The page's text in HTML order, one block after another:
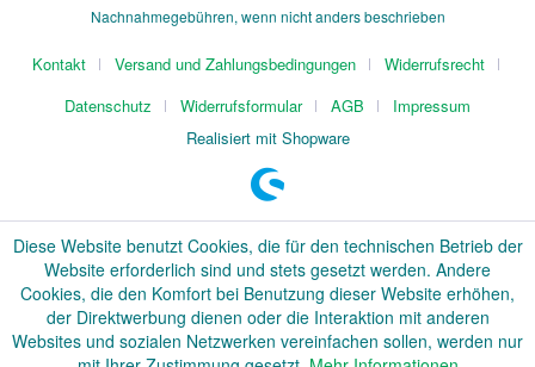
Nachnahmegebühren, wenn nicht anders beschrieben
Kontakt Versand und Zahlungsbedingungen
Widerrufsrecht
Datenschutz
Widerrufsformular AGB
Impressum
Realisiert mit Shopware
Diese Website benutzt Cookies, die für den technischen Betrieb der
Website erforderlich sind und stets gesetzt werden. Andere
Cookies, die den Komfort bei Benutzung dieser Website erhöhen,
der Direktwerbung dienen oder die Interaktion mit anderen
Websites und sozialen Netzwerken vereinfachen sollen, werden nur